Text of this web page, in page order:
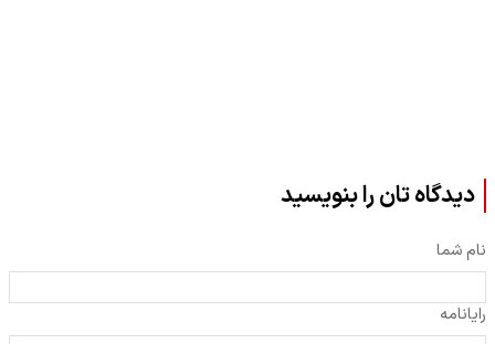
دیدگاه تان را بنویسید
نام شما
رایانامه